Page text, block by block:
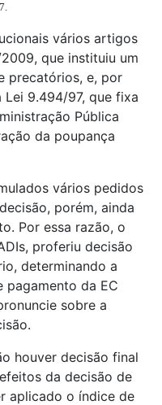
vários artigos
que instituiu um
precatórios, e, por
9.494/97, que fixa
Pública
da poupança
vários pedidos
porém, ainda
Por essa razão, o
proferiu decisão
determinando a
pagamento da EC
sobre a
houver decisão final
da decisão de
aplicado o índice de